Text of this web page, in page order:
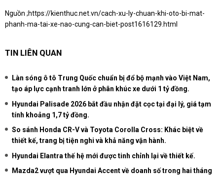
Nguồn ;https://kienthuc.net.vn/cach-xu-ly-chuan-khi-oto-bi-mat-
phanh-ma-tai-xe-nao-cung-can-biet-post1616129.html
TIN LIÊN QUAN
Làn sóng ô tô Trung Quốc chuẩn bị đổ bộ mạnh vào Việt Nam,
tạo áp lực cạnh tranh lớn ở phân khúc xe dưới 1 tỷ đồng.
Hyundai Palisade 2026 bắt đầu nhận đặt cọc tại đại lý, giá tạm
tính khoảng 1,7 tỷ đồng.
So sánh Honda CR-V và Toyota Corolla Cross: Khác biệt về
thiết kế, trang bị tiện nghi và khả năng vận hành.
Hyundai Elantra thế hệ mới được tinh chỉnh lại về thiết kế.
Mazda2 vượt qua Hyundai Accent về doanh số trong hai tháng